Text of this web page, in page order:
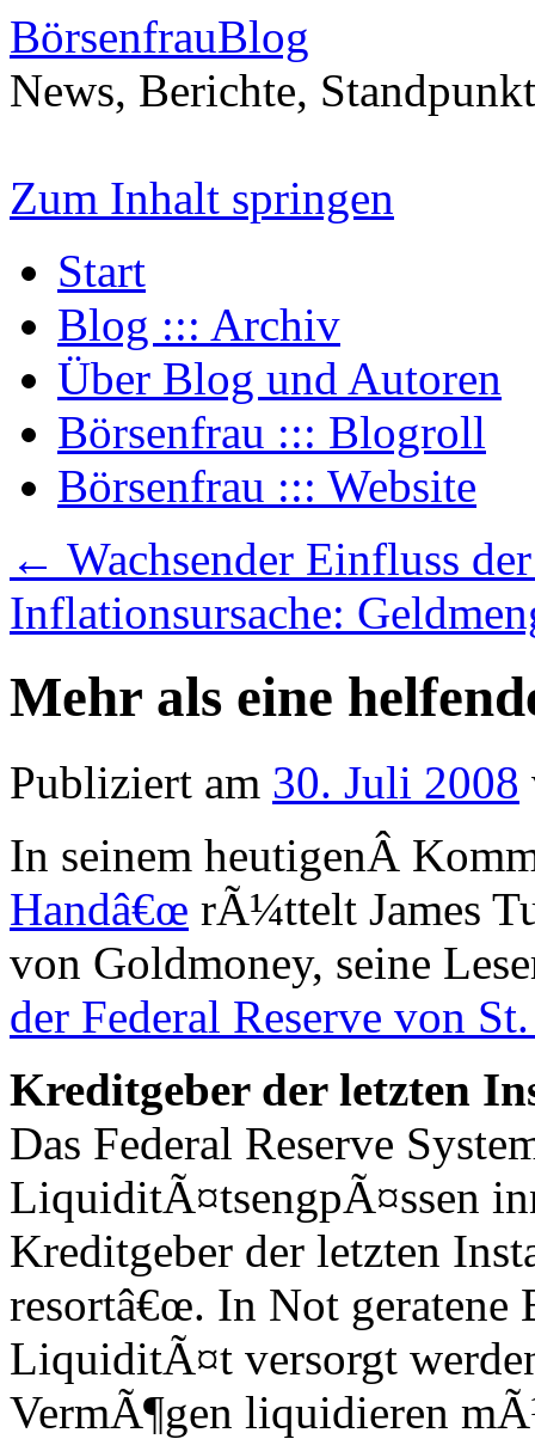
BörsenfrauBlog
News, Berichte,
Zum Inhalt springen
Start
Blog ::: Archiv
Über Blog und Autoren
Börsenfrau ::: Blogroll
Börsenfrau ::: Website
← Wachsender Einfluss
Inflationsursache:
Mehr als eine
Publiziert am 30. Juli 2008
In seinem heutigenÂ
Handâ€œ rÃ¼ttelt James
von Goldmoney, seine
der Federal Reserve von
Kreditgeber der letzten
Das Federal Reserve
LiquiditÃ¤tsengpÃ¤ssen
Kreditgeber der letzten
resortâ€œ. In Not geratene
LiquiditÃ¤t versorgt
VermÃ¶gen liquidieren